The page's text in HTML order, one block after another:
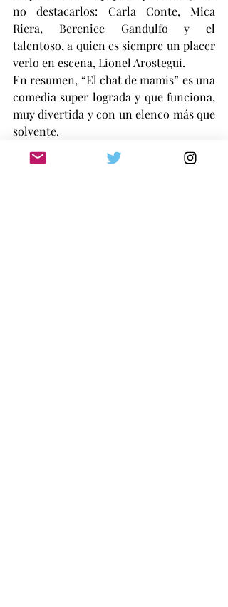
no destacarlos: Carla Conte, Mica
Riera, Berenice Gandulfo y el
talentoso, a quien es siempre un placer
verlo en escena, Lionel Arostegui.
En resumen, “El chat de mamis” es una
comedia super lograda y que funciona,
muy divertida y con un elenco más que
solvente.
GUSTAVO SCUDERI